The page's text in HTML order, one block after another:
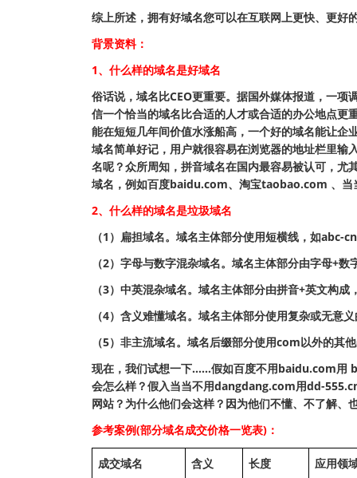
综上所述，拥有好域名您可以在互联网上更快、更好
背景资料：
1、什么样的域名是好域名
俗话说，域名比CEO更重要。据国外媒体报道，一
信一个恰当的域名比合适的人才或合适的办公地点
能在短短几年间价值水涨船高，一个好的域名能让企
域名简单好记，用户就很容易在浏览器的地址栏里输
名呢？众所周知，拼音域名在国内最容易被认可，尤
域名，例如百度baidu.com、淘宝taobao.com 、
2、什么样的域名是垃圾域名
（1）扁担域名。域名主体部分使用短横线，如abc-
（2）字母与数字混杂域名。域名主体部分由字母+
（3）中英混杂域名。域名主体部分由拼音+英文构
（4）含义难懂域名。域名主体部分使用复杂或无
（5）非主流域名。域名后缀部分使用com以外的
现在，我们试想一下……假如百度不用baidu.com用
会怎么样？假入当当不用dangdang.com用dd-
网站？为什么他们会这样？因为他们不懂、不了解、
参考案例(部分域名成交价格一览表)：
成交域名 含义 长度 应用领